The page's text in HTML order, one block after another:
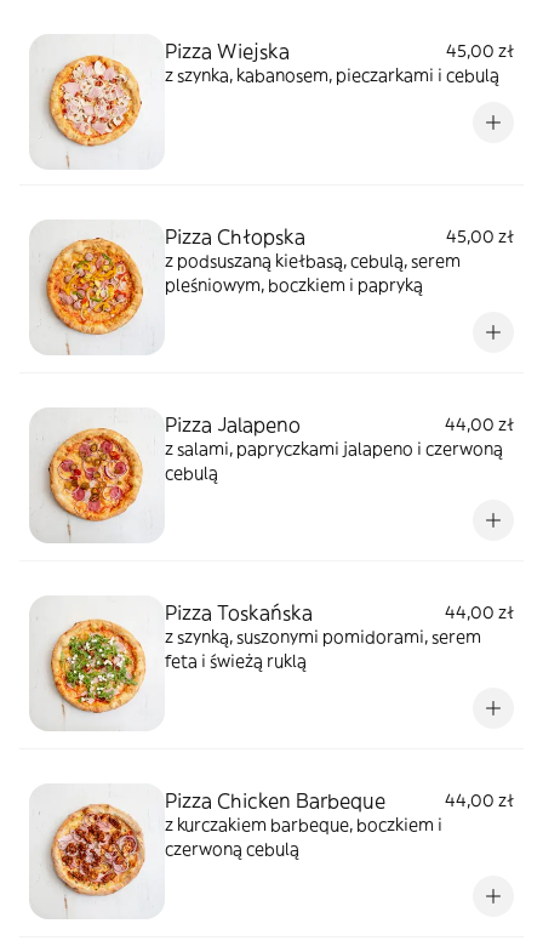
Pizza Wiejska
45,00 zł
z szynka, kabanosem, pieczarkami i cebulą
Pizza Chłopska
45,00 zł
z podsuszaną kiełbasą, cebulą, serem
pleśniowym, boczkiem i papryką
Pizza Jalapeno
44,00 zł
z salami, papryczkami jalapeno i czerwoną
cebulą
Pizza Toskańska
44,00 zł
z szynką, suszonymi pomidorami, serem
feta i świeżą ruklą
Pizza Chicken Barbeque
44,00 zł
z kurczakiem barbeque, boczkiem i
czerwoną cebulą